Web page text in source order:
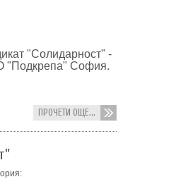
"Солидарност" -
"Подкрепа" София.
ПРОЧЕТИ ОЩЕ...